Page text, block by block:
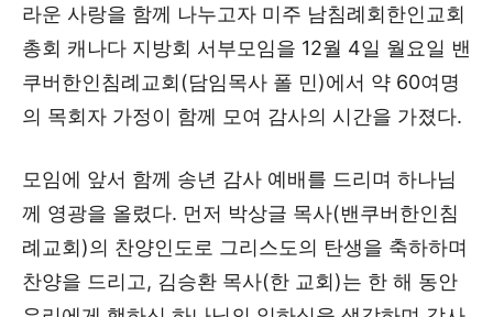
라운 사랑을 함께 나누고자 미주 남침례회한인교회
총회 캐나다 지방회 서부모임을 12월 4일 월요일 밴
쿠버한인침례교회(담임목사 폴 민)에서 약 60여명
의 목회자 가정이 함께 모여 감사의 시간을 가졌다.
모임에 앞서 함께 송년 감사 예배를 드리며 하나님
께 영광을 올렸다. 먼저 박상글 목사(밴쿠버한인침
례교회)의 찬양인도로 그리스도의 탄생을 축하하며
찬양을 드리고, 김승환 목사(한 교회)는 한 해 동안